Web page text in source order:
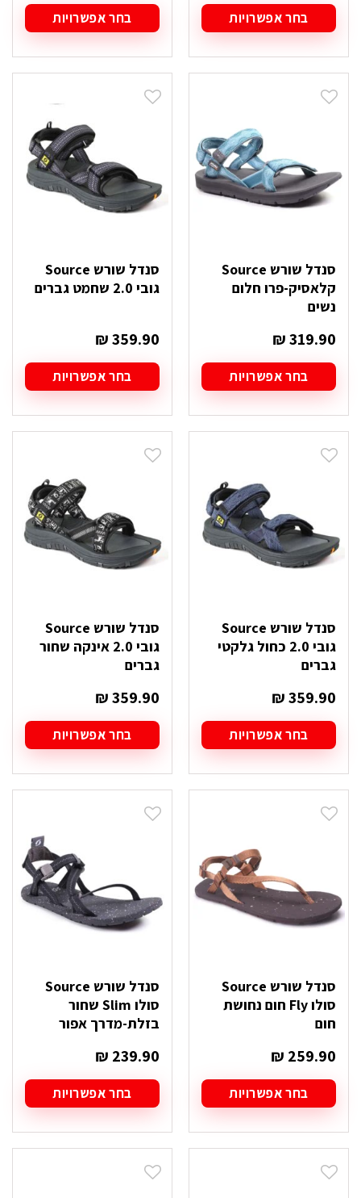
בחר אפשרויות
זה
יש
סוגים.
האפשרויות
בעמוד
המוצר
בחר אפשרויות
זה
יש
סוגים.
האפשרויות
בעמוד
המוצר
סנדל שורש Source
קלאסיק-פרו חלום
נשים
₪319.90
בחר אפשרויות
זה
יש
סוגים.
האפשרויות
בעמוד
המוצר
סנדל שורש Source
גובי 2.0 שחמט גברים
₪359.90
בחר אפשרויות
זה
יש
סוגים.
האפשרויות
בעמוד
המוצר
סנדל שורש Source
גובי 2.0 כחול גלקטי
גברים
₪359.90
בחר אפשרויות
זה
יש
סוגים.
האפשרויות
בעמוד
המוצר
סנדל שורש Source
גובי 2.0 אינקה שחור
גברים
₪359.90
בחר אפשרויות
זה
יש
סוגים.
בעמוד
המוצר
סנדל שורש Source
סולו Fly חום נחושת
חום
₪ 259.90
בחר אפשרויות
זה
יש
סוגים.
סנדל שורש Source
סולו Slim שחור
בזלת-מדרך אפור
₪ 239.90
בחר אפשרויות
זה
יש
סוגים.